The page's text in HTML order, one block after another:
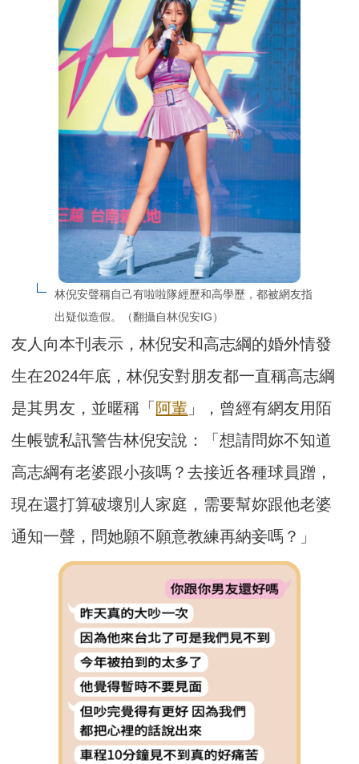
林倪安聲稱自己有啦啦隊經歷和高學歷，都被網友指
出疑似造假。（翻攝自林倪安IG）
友人向本刊表示，林倪安和高志綱的婚外情發
生在2024年底，林倪安對朋友都一直稱高志綱
是其男友，並暱稱「 阿輩 」，曾經有網友用陌
生帳號私訊警告林倪安說：「想請問妳不知道
高志綱有老婆跟小孩嗎？去接近各種球員蹭，
現在還打算破壞別人家庭，需要幫妳跟他老婆
通知一聲，問她願不願意教練再納妾嗎？」